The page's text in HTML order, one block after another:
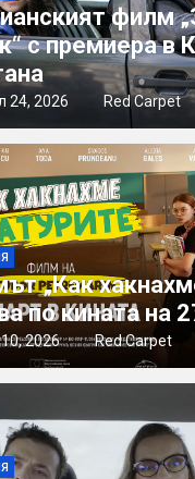
филм
с премиера в
24, 2026 Red Carpet
„Как
по кината на
2026 Red Carpet